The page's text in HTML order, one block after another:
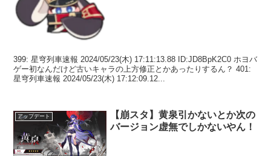
399: 星穹列車速報 2024/05/23(木) 17:11:13.88 ID:JD8BpK2C0 ホヨバ
ゲー初なんだけど古いキャラの上方修正とかあったりするん？ 401:
星穹列車速報 2024/05/23(木) 17:12:09.12...
アップデート
【崩スタ】黄泉引かないとか次の
バージョン虚無でしかないやん！